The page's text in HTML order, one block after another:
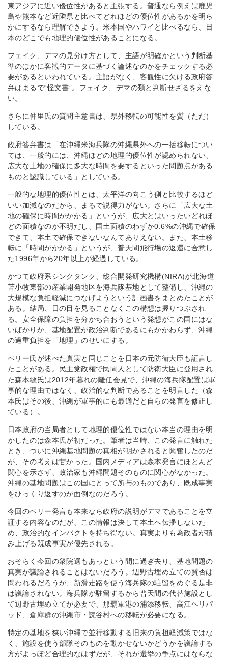
東アジアに近い優位性があると主張する。普通なら例えば鹿児
島や熊本など近隣県と比べてどれほどの優位性があるかを明ら
かにするなら理解できよう。米本国やハワイと比べるなら、日
本のどこでも地理的優位性があることになる。
フェイク、デマの見分け方として、主語が明確かという判断基
準のほかに客観的データに基づく論述なのかをチェックする必
要があるといわれている。主語がなく、客観性に欠ける政府答
弁はまるで“怪文書”。フェイク、デマの類と判断せざるをえな
い。
さらに仲里氏の質問主意書は、県外移転の可能性を質（ただ）
している。
政府答弁書は「在沖縄米海兵隊の沖縄県外への一括移転につい
ては、一般的には、沖縄ほどの地理的優位性が認められない、
広大な土地の確保に多大な時間を要するといった問題点がある
ものと認識している」としている。
一般的な地理的優位性とは、太平洋の向こう側と比較するほど
いい加減なのだから、まるで説得力がない。さらに「広大な土
地の確保に時間がかかる」というが、広大とはいったいどれほ
どの面積なのか不明だし、国土面積のわずか0.6%の沖縄で確保
できて、本土で確保できないなんてありえない。また、本土移
転に「時間がかかる」というが、普天間飛行場の返還に合意し
た1996年から20年以上が経過している。
かつて政府系シンクタンク、総合開発研究機構(NIRA)が北海道
苫小牧東部の産業開発地区を海兵隊基地として整備し、沖縄の
大規模な負担軽減につなげようという計画書をまとめたことが
ある。結局、日の目を見ることなくこの構想は握りつぶされ
る。安全保障の負担を分かち合おうという発想がこの国にはな
いばかりか、基地配置が政治判断であるにもかかわらず、沖縄
の過重負担を「地理」のせいにする。
ペリー氏が述べた真実と同じことを日本の元防衛大臣も証言し
たことがある。民主党政権で民間人として防衛大臣に登用され
た森本敏氏は2012年暮れの離任会見で、沖縄の海兵隊配置は軍
事的な理由ではなく、政治的な判断であることを明言した（森
本氏はその後、沖縄が軍事的にも最適だと自らの発言を修正し
ている）。
日本政府の当局者として地理的優位性ではない本当の理由を明
かしたのは森本氏が初だった。筆者は当時、この発言に触れた
とき、ついに沖縄基地問題の真相が明かされると興奮したのだ
が、その考えは甘かった。国内メディアは森本発言にほとんど
関心を示さず、政治家も沖縄問題そのものに関心がなかった。
沖縄の基地問題はこの国にとって所与のものであり、既成事実
をひっくり返すのが面倒なのだろう。
今回のペリー発言も本来なら政府の説明がデマであることを立
証する内容なのだが、この情報は決して本土へ伝播しないた
め、政治的なインパクトを持ち得ない。真実よりも為政者が積
み上げる既成事実が優先される。
おそらく今回の衆院選もあっという間に過ぎ去り、基地問題の
真実が議論されることはないだろう。辺野古埋め立ての賛否は
問われるだろうが、新滑走路を使う海兵隊の駐留をめぐる是非
は議論されない。海兵隊が駐留するから普天間の代替施設とし
て辺野古埋め立てが必要で、那覇軍港の浦添移転、高江ヘリパ
ッド、倉庫群の沖縄市・読谷村への移転が必要になる。
特定の基地を狭い沖縄で並行移動する旧来の負担軽減策ではな
く、施設を使う部隊そのものを動かせないかどうかを議論する
方がよっぽど合理的なはずだが、それが選挙の争点にはならな